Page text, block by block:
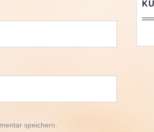
speichern.